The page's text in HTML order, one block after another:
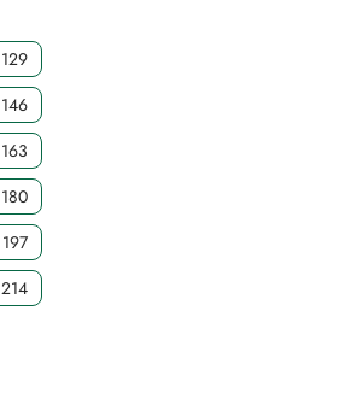
129
146
163
180
197
214